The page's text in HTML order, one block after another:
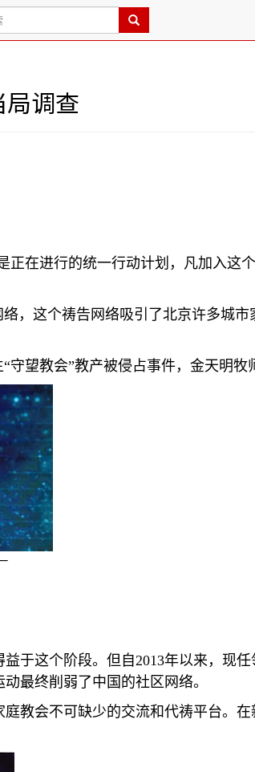
调查
正在进行的统一行动计划，凡加入这
，这个祷告网络吸引了北京许多城市
“守望教会”教产被侵占事件，金天明牧
于这个阶段。但自 2013年以来，现
最终削弱了中国的社区网络。
教会不可缺少的交流和代祷平台。